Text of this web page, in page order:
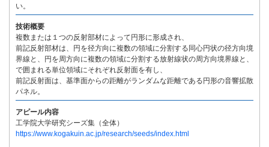
い。
技術概要
複数または１つの反射部材によって円形に形成され、
前記反射部材は、円を径方向に複数の領域に分割する同心円状の径方向境
界線と、円を周方向に複数の領域に分割する放射線状の周方向境界線と、
で囲まれる単位領域にそれぞれ反射面を有し、
前記反射面は、基準面からの距離がランダムな距離である円形の音響拡散
パネル。
アピール内容
工学院大学研究シーズ集（全体）
https://www.kogakuin.ac.jp/research/seeds/index.html